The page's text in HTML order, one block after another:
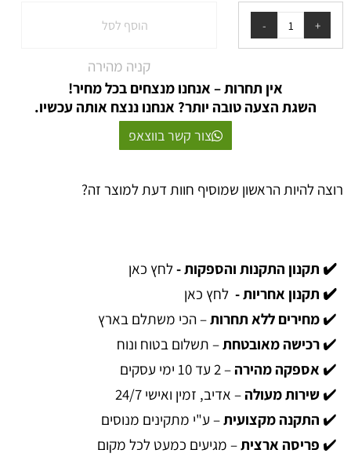
הוסף לסל
קניה מהירה
אין תחרות – אנחנו מנצחים בכל מחיר!
השגת הצעה טובה יותר? אנחנו ננצח אותה עכשיו.
צור קשר בווצאפ
רוצה להיות הראשון שמוסיף חוות דעת למוצר זה?
✔️ תקנון התקנות והספקות -לחץ כאן
✔️ תקנון אחריות - לחץ כאן
✔️ מחירים ללא תחרות– הכי משתלם בארץ
✔️ רכישה מאובטחת– תשלום בטוח ונוח
✔️ אספקה מהירה– 2 עד 10 ימי עסקים
✔️ שירות מעולה– אדיב, זמין ואישי 24/7
✔️ התקנה מקצועית– ע"י מתקינים מנוסים
✔️ פריסה ארצית– מגיעים כמעט לכל מקום